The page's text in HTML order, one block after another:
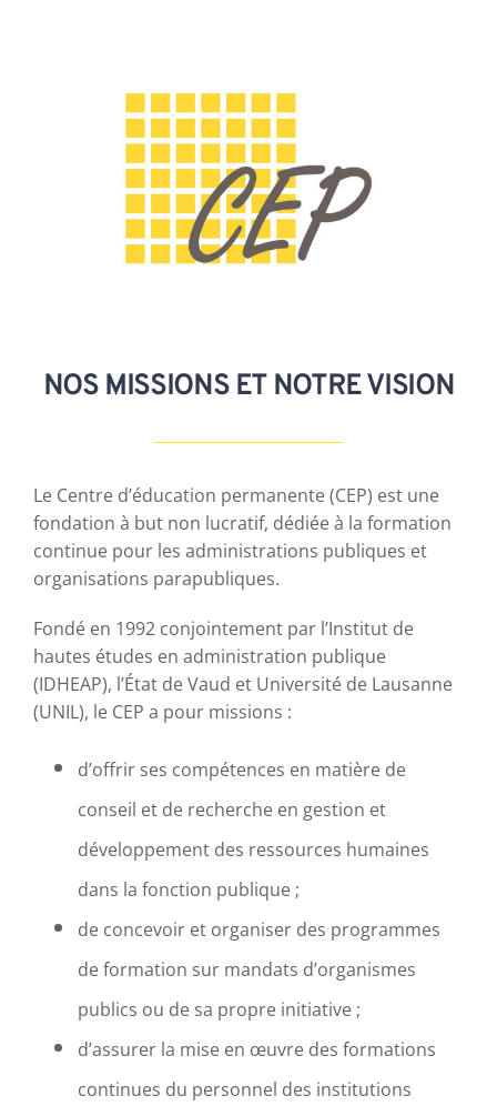
NOS MISSIONS ET NOTRE VISION
Le Centre d’éducation permanente (CEP) est une
fondation à but non lucratif, dédiée à la formation
continue pour les administrations publiques et
organisations parapubliques.
Fondé en 1992 conjointement par l’Institut de
hautes études en administration publique
(IDHEAP), l’État de Vaud et Université de Lausanne
(UNIL), le CEP a pour missions :
d’offrir ses compétences en matière de
conseil et de recherche en gestion et
développement des ressources humaines
dans la fonction publique ;
de concevoir et organiser des programmes
de formation sur mandats d’organismes
publics ou de sa propre initiative ;
d’assurer la mise en œuvre des formations
continues du personnel des institutions